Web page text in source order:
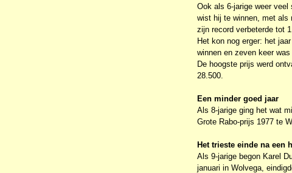
Ook als 6-jarige weer
wist hij te winnen, met als
zijn record verbeterde tot
Het kon nog erger: het
winnen en zeven keer
De hoogste prijs werd
28.500.
Een minder goed jaar
Als 8-jarige ging het wat
Grote Rabo-prijs 1977 te
Het trieste einde na een
Als 9-jarige begon Karel
januari in Wolvega,